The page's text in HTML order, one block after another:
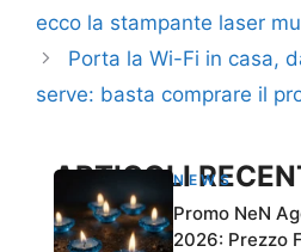
ecco la stampante laser
Porta la Wi-Fi in casa,
serve: basta comprare il
ARTICOLINEWS
Promo NeN
2026: Prezzo